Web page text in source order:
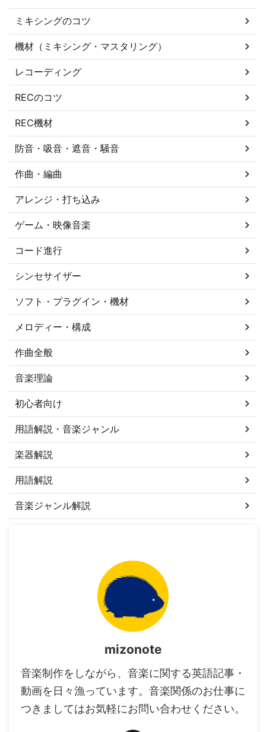
ミキシングのコツ
機材（ミキシング・マスタリング）
レコーディング
RECのコツ
REC機材
防音・吸音・遮音・騒音
作曲・編曲
アレンジ・打ち込み
ゲーム・映像音楽
コード進行
シンセサイザー
ソフト・プラグイン・機材
メロディー・構成
作曲全般
音楽理論
初心者向け
用語解説・音楽ジャンル
楽器解説
用語解説
音楽ジャンル解説
mizonote
音楽制作をしながら、音楽に関する英語記事・
動画を日々漁っています。音楽関係のお仕事に
つきましてはお気軽にお問い合わせください。